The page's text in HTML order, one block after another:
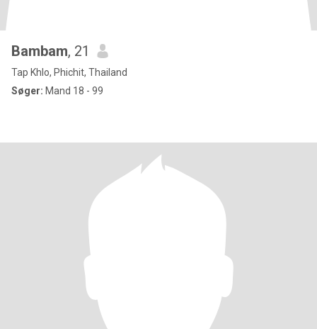
Bambam, 21
Tap Khlo, Phichit, Thailand
Søger: Mand 18 - 99